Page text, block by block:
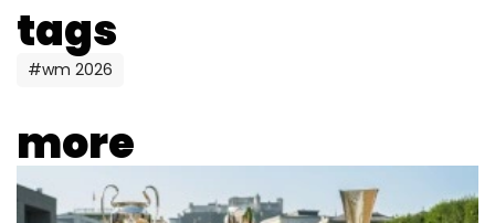
tags
#wm 2026
more